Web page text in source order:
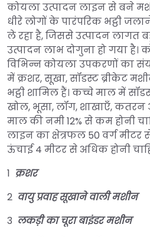
कोयला उत्पादन लाइन से बने
धीरे लोगों के पारंपरिक भट्ठी
ले रहा है, जिससे उत्पादन लागत
उत्पादन लाभ दोगुना हो गया है।
विभिन्न कोयला उपकरणों का
में क्रशर, सूखा, सॉडस्ट ब्रीकेट
भट्ठी शामिल हैं। कच्चे माल में
खोल, भूसा, लॉग, शाखाएँ, कतरन
माल की नमी 12% से कम होनी
लाइन का क्षेत्रफल 50 वर्ग मीटर
ऊंचाई 4 मीटर से अधिक होनी
1 क्रशर
2 वायु प्रवाह सूखाने वाली मशीन
3 लकड़ी का चूरा बाइंडर मशीन